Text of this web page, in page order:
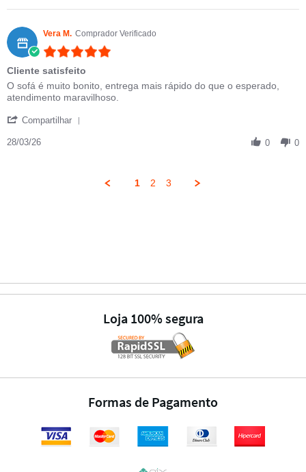
Vera M. Comprador Verificado
Cliente satisfeito
Review by Vera M. on 28 Mar 2026
review stating Cliente satisfeito
O sofá é muito bonito, entrega mais rápido do que o esperado,
atendimento maravilhoso.
Compartilhar
28/03/26 0 0
1 2 3